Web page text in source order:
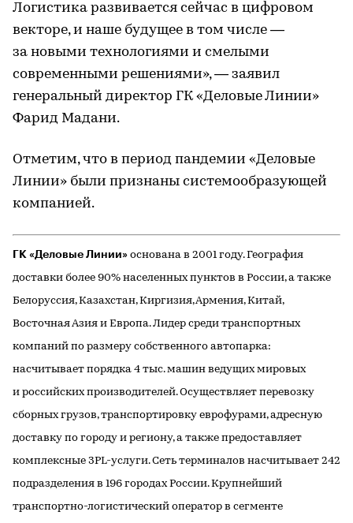
Логистика развивается сейчас в цифровом
векторе, и наше будущее в том числе —
за новыми технологиями и смелыми
современными решениями», — заявил
генеральный директор ГК «Деловые Линии»
Фарид Мадани.
Отметим, что в период пандемии «Деловые
Линии» были признаны системообразующей
компанией.
ГК «Деловые Линии» основана в 2001 году. География
доставки более 90% населенных пунктов в России, а также
Белоруссия, Казахстан, Киргизия, Армения, Китай,
Восточная Азия и Европа. Лидер среди транспортных
компаний по размеру собственного автопарка:
насчитывает порядка 4 тыс. машин ведущих мировых
и российских производителей. Осуществляет перевозку
сборных грузов, транспортировку еврофурами, адресную
доставку по городу и региону, а также предоставляет
комплексные 3PL-услуги. Сеть терминалов насчитывает 242
подразделения в 196 городах России. Крупнейший
транспортно-логистический оператор в сегменте